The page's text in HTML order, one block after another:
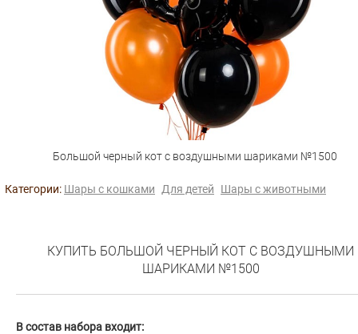
Большой черный кот с воздушными шариками №1500
Категории: Шары с кошками Для детей Шары с животными
КУПИТЬ БОЛЬШОЙ ЧЕРНЫЙ КОТ С ВОЗДУШНЫМИ
ШАРИКАМИ №1500
В состав набора входит: